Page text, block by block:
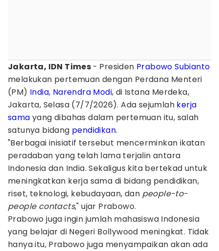
Jakarta, IDN Times - Presiden Prabowo Subianto
melakukan pertemuan dengan Perdana Menteri
(PM) India, Narendra Modi, di Istana Merdeka,
Jakarta, Selasa (7/7/2026). Ada sejumlah kerja
sama yang dibahas dalam pertemuan itu, salah
satunya bidang pendidikan.
"Berbagai inisiatif tersebut mencerminkan ikatan
peradaban yang telah lama terjalin antara
Indonesia dan India. Sekaligus kita bertekad untuk
meningkatkan kerja sama di bidang pendidikan,
riset, teknologi, kebudayaan, dan people-to-
people contacts," ujar Prabowo.
Prabowo juga ingin jumlah mahasiswa Indonesia
yang belajar di Negeri Bollywood meningkat. Tidak
hanya itu, Prabowo juga menyampaikan akan ada